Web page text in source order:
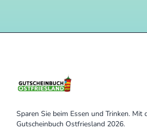
Sparen Sie beim Essen und Trinken. Mit
Gutscheinbuch Ostfriesland 2026.